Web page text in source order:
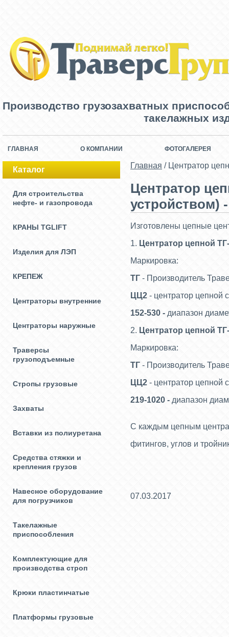
Производство грузозахватных
такелажных
ГЛАВНАЯ О КОМПАНИИ ФОТОГАЛЕРЕЯ
Каталог
Для строительства
нефте- и газопровода
КРАНЫ TGLIFT
Изделия для ЛЭП
КРЕПЕЖ
Центраторы внутренние
Центраторы наружные
Траверсы
грузоподъемные
Стропы грузовые
Захваты
Вставки из полиуретана
Средства стяжки и
крепления грузов
Навесное оборудование
для погрузчиков
Такелажные
приспособления
Комплектующие для
производства строп
Крюки пластинчатые
Платформы грузовые
Главная / Центратор
Центратор
устройством)
Изготовлены цепные
1. Центратор цепной
Маркировка:
ТГ - Производитель
ЦЦ2 - центратор цепной
152-530 - диапазон
2. Центратор цепной
Маркировка:
ТГ - Производитель
ЦЦ2 - центратор цепной
219-1020 - диапазон
С каждым цепным
фитингов, углов и
07.03.2017